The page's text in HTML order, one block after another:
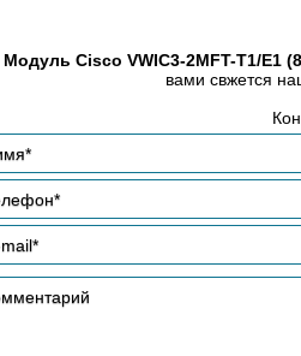
Модуль Cisco VWIC3-2MFT-T1/E1
вами свжется